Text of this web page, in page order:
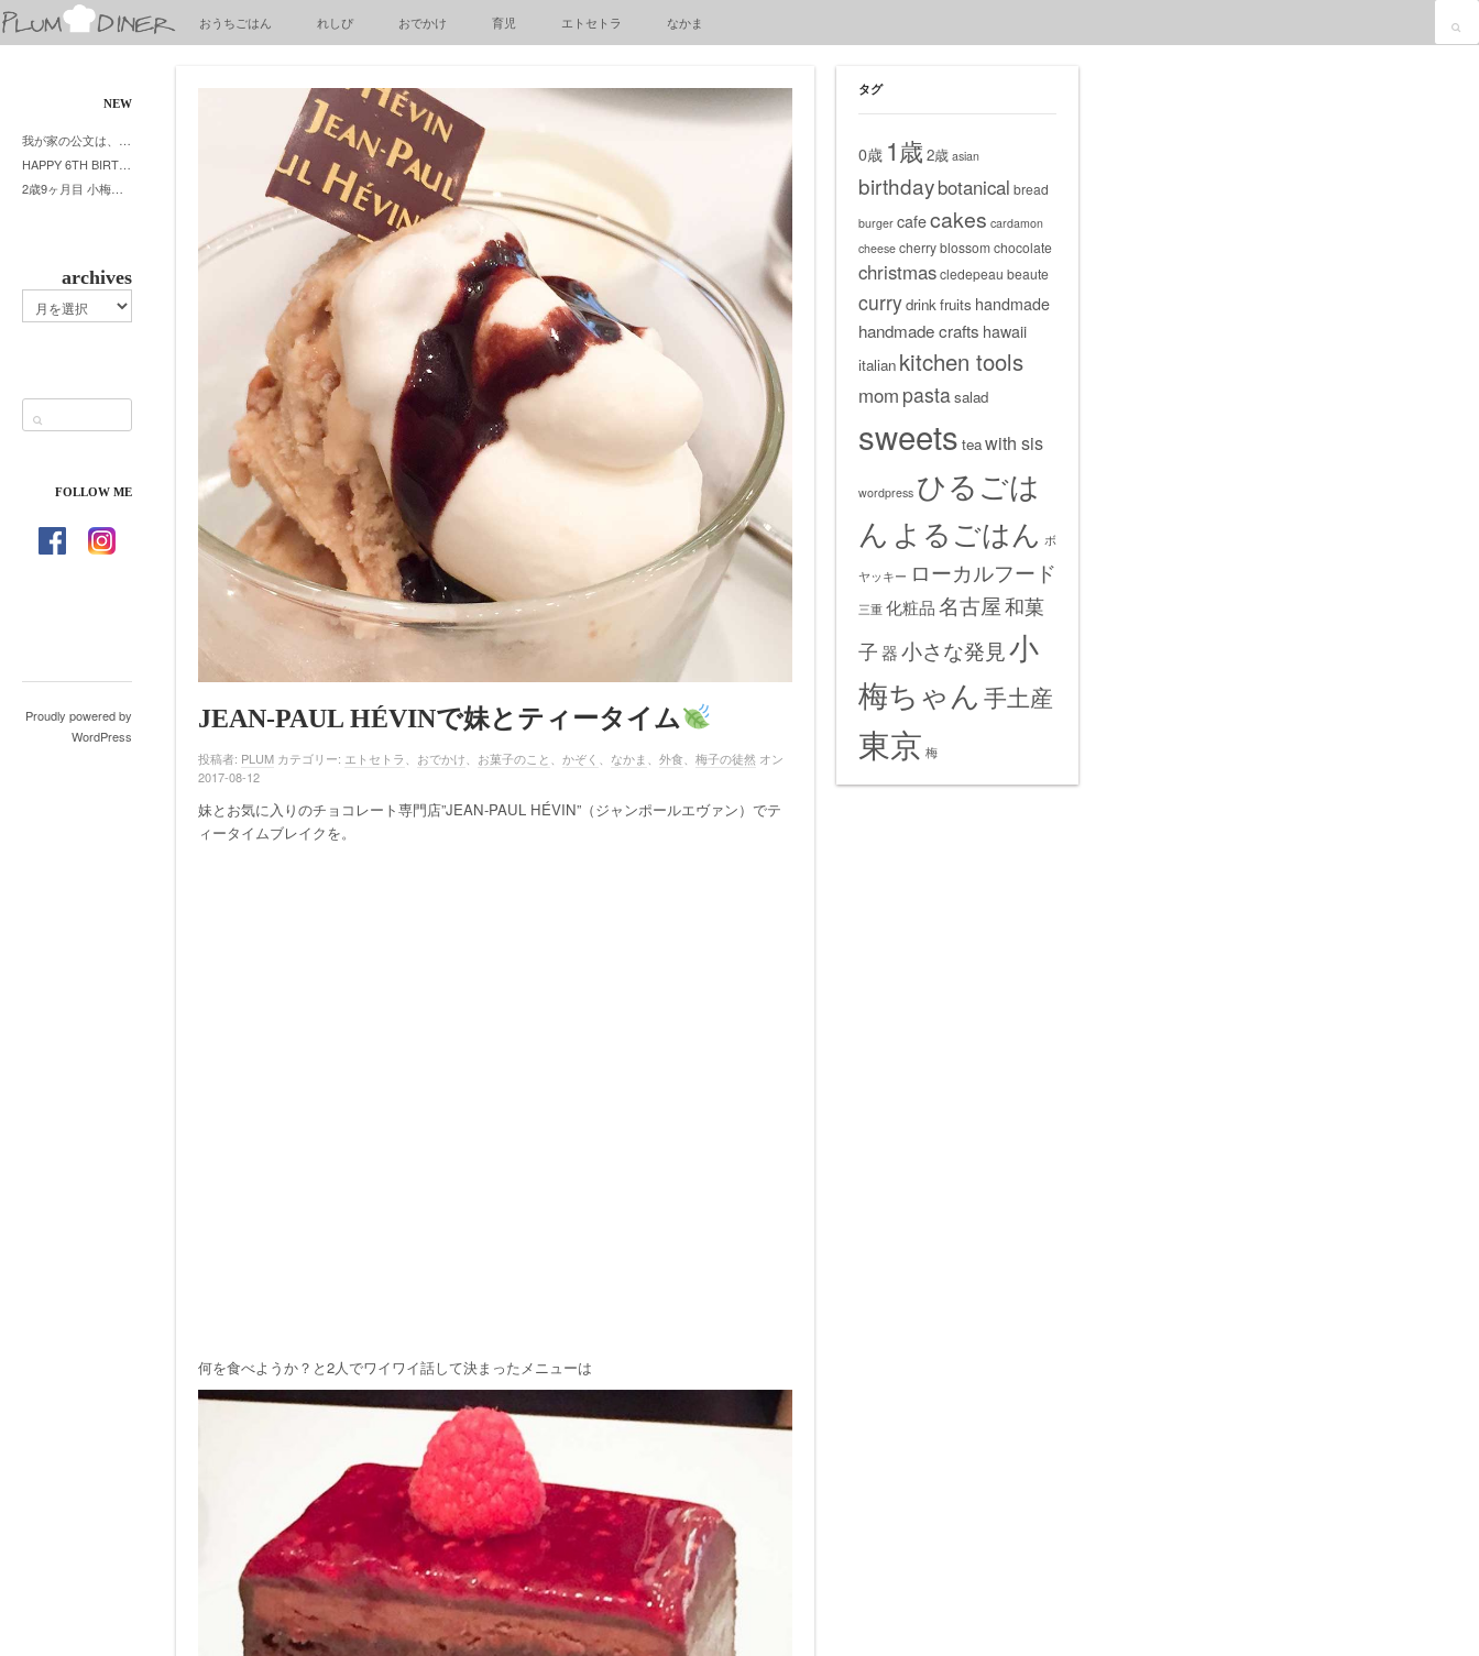
梅
子
おうちごはん れしぴ おでかけ 育児 エトセトラ なかま
NEW
我が家の公文は、やってよかった公文式？親もがんばる公文式？時々我が家は苦悶式？
HAPPY 6TH BIRTHDAY LITTE PRINCESS
2歳9ヶ月目 小梅ちゃんピザブーム到来
archives
archives
FOLLOW ME
Proudly powered by
WordPress
JEAN-PAUL HÉVINで妹とティータイム
投稿者: PLUM カテゴリー: エトセトラ おでかけ お菓子のこと かぞく なかま 外食 梅子の徒然 オン
2017-08-12
妹とお気に入りのチョコレート専門店”JEAN-PAUL HÉVIN”（ジャンポールエヴァン）でテ
ィータイムブレイクを。
何を食べようか？と2人でワイワイ話して決まったメニューは
タグ
0歳 1歳 2歳 asian
birthdaybotanical bread
burger cafecakes cardamon
cheese cherry blossomchocolate
christmascledepeau beaute
currydrinkfruits handmade
handmade crafts hawaii
italian kitchen tools
mom pastasalad
sweets teawith sis
wordpress ひるごは
ん よるごはん ボ
ヤッキー ローカルフード
三重 化粧品名古屋和菓
子器小さな発見小
梅ちゃん 手土産
東京 梅